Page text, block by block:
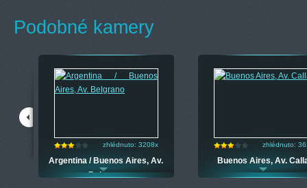
Podobné kamery
zhlédnuto: 3208x
Argentina / Buenos Aires, Av.
Belgrano
zhlédnuto:
Buenos Aires, Av.